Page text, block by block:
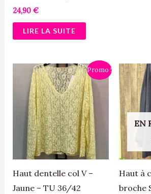
24,90 €
LIRE LA SUITE
Promo !
Haut dentelle col V –
Jaune – TU 36/42
Le
prix
initial
était :
24,90 €.
Le
prix
actuel
est :
19,90 €.
EN
Haut à
broche